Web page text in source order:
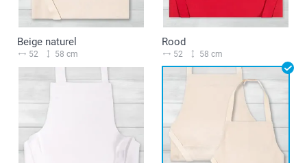
Beige naturel
52 58 cm
Rood
52 58 cm